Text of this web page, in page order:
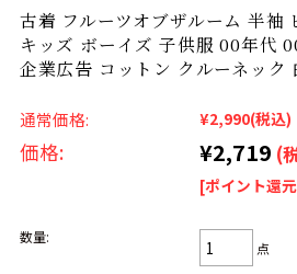
店舗一覧
全国7店舗・公式通販の比較
※対応不可：日祝、
今週のHOTワー
古着 フルーツオブザルーム 半袖
キッズ ボーイズ 子供服 00年代
企業広告 コットン クルーネッ
通常価格: ¥2,990(税込)
価格: ¥2,719 (
[ポイント還
数量:
点